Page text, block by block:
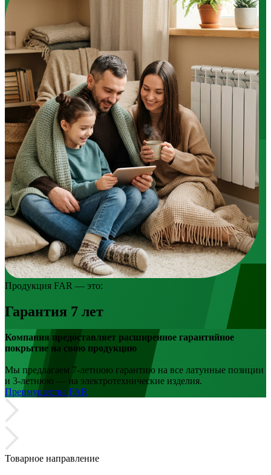
Продукция FAR — это:
Гарантия 7 лет
Компания предоставляет расширенное гарантийное
покрытие на свою продукцию
Мы предлагаем 7-летнюю гарантию на все латунные позиции
и 3-летнюю — на электротехнические изделия.
Прeимущества FAR
Товарное направление